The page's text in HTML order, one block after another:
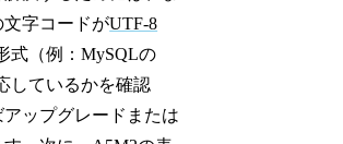
字コードがUTF-8
式（例：MySQLの
しているかを確認
ップグレードまたは